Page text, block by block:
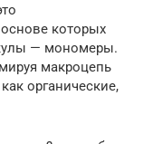
которых
— мономеры.
макроцепь
органические,